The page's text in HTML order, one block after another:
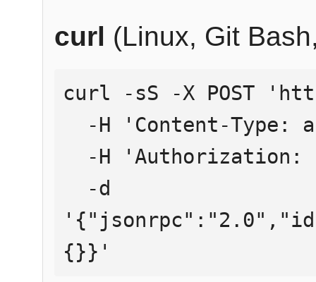
curl (Linux, Git
curl -sS -X POST
{}}'